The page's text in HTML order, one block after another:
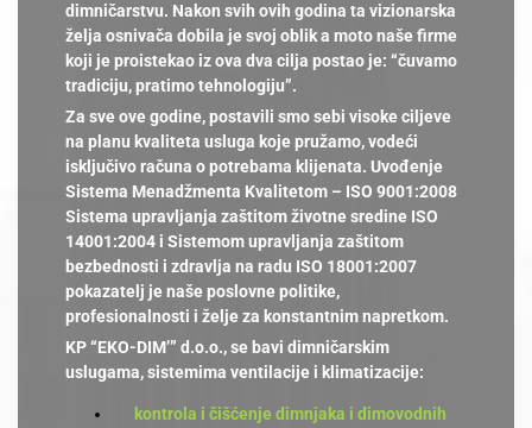
dimničarstvu. Nakon svih ovih godina ta vizionarska
želja osnivača dobila je svoj oblik a moto naše firme
koji je proistekao iz ova dva cilja postao je: “čuvamo
tradiciju, pratimo tehnologiju”.
Za sve ove godine, postavili smo sebi visoke ciljeve
na planu kvaliteta usluga koje pružamo, vodeći
isključivo računa o potrebama klijenata. Uvođenje
Sistema Menadžmenta Kvalitetom – ISO 9001:2008
Sistema upravljanja zaštitom životne sredine ISO
14001:2004 i Sistemom upravljanja zaštitom
bezbednosti i zdravlja na radu ISO 18001:2007
pokazatelj je naše poslovne politike,
profesionalnosti i želje za konstantnim napretkom.
KP “EKO-DIM’” d.o.o., se bavi dimničarskim
uslugama, sistemima ventilacije i klimatizacije:
kontrola i čišćenje dimnjaka i dimovodnih